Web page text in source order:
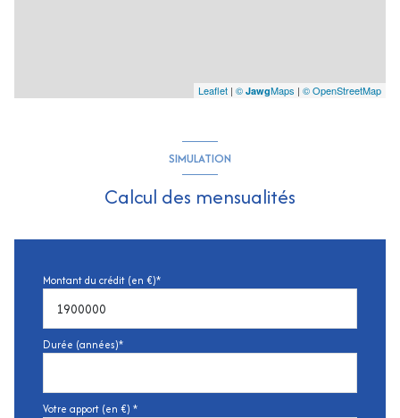
Leaflet | © JawgMaps | © OpenStreetMap
SIMULATION
Calcul des mensualités
Montant du crédit (en €)*
Durée (années)*
Votre apport (en €) *